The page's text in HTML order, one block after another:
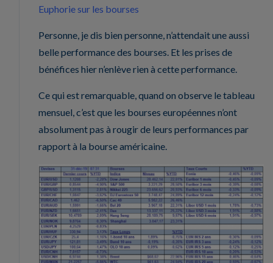
Euphorie sur les bourses
Personne, je dis bien personne, n’attendait une aussi
belle performance des bourses. Et les prises de
bénéfices hier n’enlève rien à cette performance.
Ce qui est remarquable, quand on observe le tableau
mensuel, c’est que les bourses européennes n’ont
absolument pas à rougir de leurs performances par
rapport à la bourse américaine.